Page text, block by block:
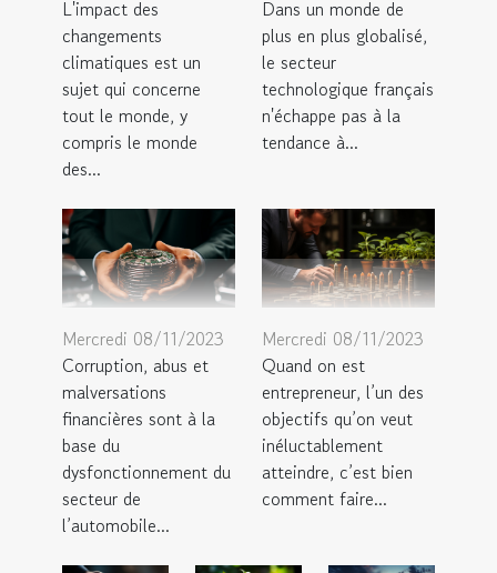
L'impact des
changements
climatiques est un
sujet qui concerne
tout le monde, y
compris le monde
des...
Dans un monde de
plus en plus globalisé,
le secteur
technologique français
n'échappe pas à la
tendance à...
Mercredi 08/11/2023
Corruption, abus et
malversations
financières sont à la
base du
dysfonctionnement du
secteur de
l’automobile...
Mercredi 08/11/2023
Quand on est
entrepreneur, l’un des
objectifs qu’on veut
inéluctablement
atteindre, c’est bien
comment faire...